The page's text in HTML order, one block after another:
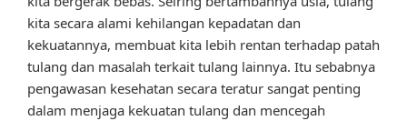
kita secara alami kehilangan kepadatan dan
kekuatannya, membuat kita lebih rentan terhadap patah
tulang dan masalah terkait tulang lainnya. Itu sebabnya
pengawasan kesehatan secara teratur sangat penting
dalam menjaga kekuatan tulang dan mencegah